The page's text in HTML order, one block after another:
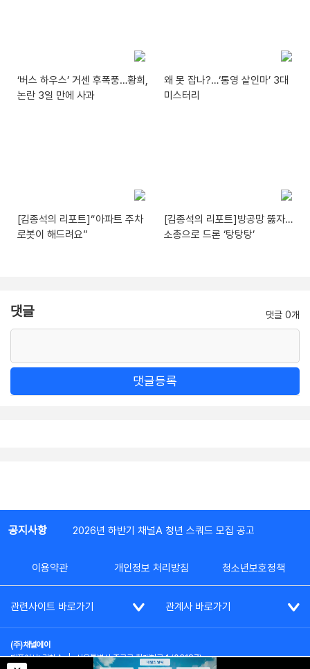
‘버스 하우스’ 거센 후폭풍…황희,
논란 3일 만에 사과
왜 못 잡나?…‘통영 살인마’ 3대
미스터리
[김종석의 리포트]“아파트 주차
로봇이 해드려요”
[김종석의 리포트]방공망 뚫자…
소총으로 드론 ‘탕탕탕’
댓글 댓글 0개
댓글등록
공지사항 2026년 하반기 채널A 청년 스쿼드 모집 공고
이용약관 개인정보 처리방침 청소년보호정책
관련사이트 바로가기 관계사 바로가기
(주)채널에이
대표이사: 김차수 | 서울특별시 종로구 청계천로 1 (03187)